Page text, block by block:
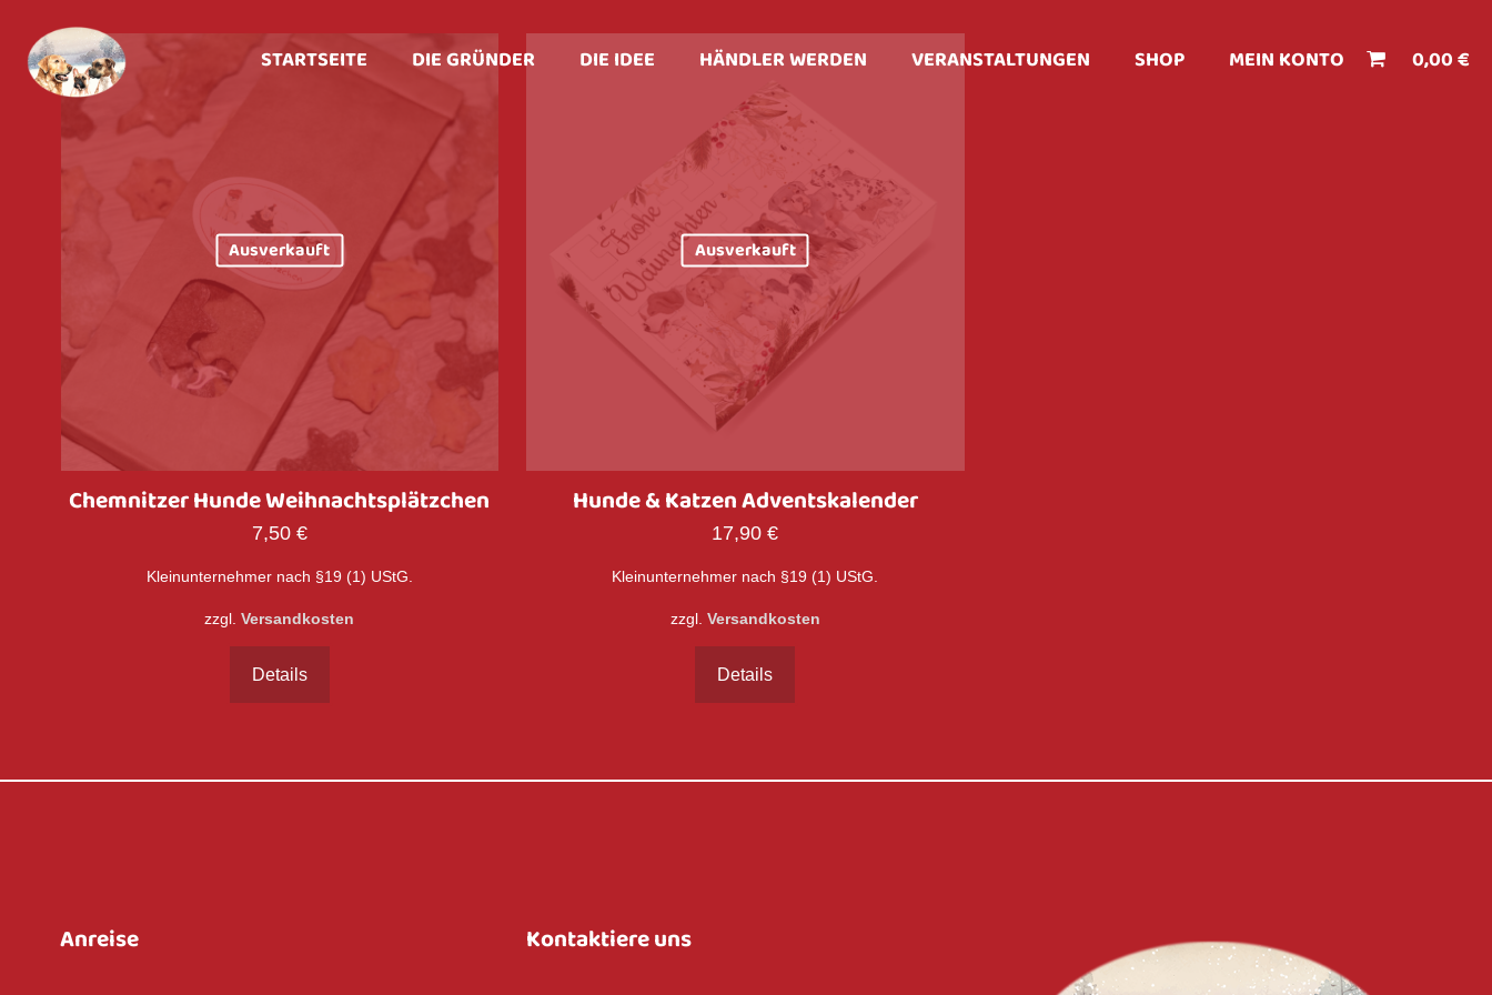
STARTSEITE DIE GRÜNDER DIE IDEE HÄNDLER WERDEN VERANSTALTUNGEN SHOP MEIN KONTO 0,00 €
Ausverkauft
Chemnitzer Hunde Weihnachtsplätzchen
7,50 €
Kleinunternehmer nach §19 (1) UStG.
zzgl.Versandkosten
Details
Ausverkauft
Hunde & Katzen Adventskalender
17,90€
Kleinunternehmer nach §19 (1) UStG.
zzgl. Versandkosten
Details
Anreise Kontaktiere uns